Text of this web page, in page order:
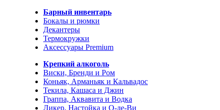
Барный инвентарь
Бокалы и рюмки
Декантеры
Термокружки
Аксессуары Premium
Крепкий алкоголь
Виски, Бренди и Ром
Коньяк, Арманьяк и Кальвадос
Текила, Кашаса и Джин
Граппа, Аквавита и Водка
Ликер, Настойка и О-де-Ви